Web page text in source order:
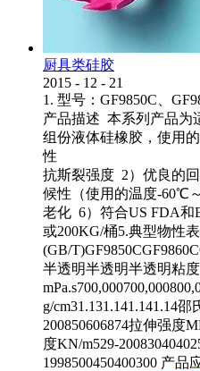
厨具类硅胶
2015 - 12 - 21
1. 型号：GF9850C、
产品描述 本系列产品为
组份液体硅橡胶，使用
性 1）优异
抗斯裂强度 2）优良的
候性（使用的温度-60℃
老化 6）符合US FDA和
或200KG/桶5.典型物性
(GB/
半透明半透明半透明粘度
g/cm31.131.141.141.14
200850606874拉伸强度
度KN/m529-
1998500450400300 产品